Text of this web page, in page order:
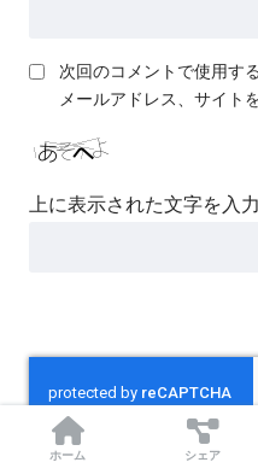
次回のコメントで使用す
メールアドレス、サイト
上に表示された文字を入
ホーム シェア